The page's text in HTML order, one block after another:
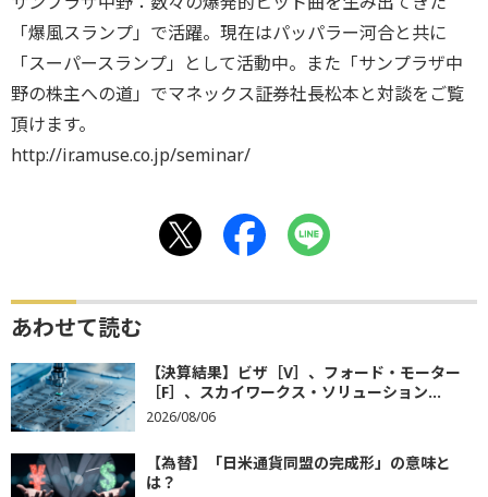
「爆風スランプ」で活躍。現在はパッパラー河合と共に
「スーパースランプ」として活動中。また「サンプラザ中
野の株主への道」でマネックス証券社長松本と対談をご覧
頂けます。
http://ir.amuse.co.jp/seminar/
あわせて読む
【決算結果】ビザ［V］、フォード・モーター
［F］、スカイワークス・ソリューション...
2026/08/06
【為替】「日米通貨同盟の完成形」の意味と
は？